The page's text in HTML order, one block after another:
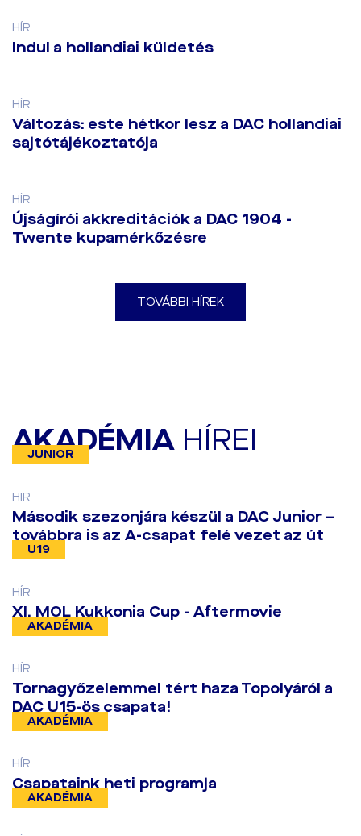
HÍR
Indul a hollandiai küldetés
HÍR
Változás: este hétkor lesz a DAC hollandiai
sajtótájékoztatója
HÍR
Újságírói akkreditációk a DAC 1904 -
Twente kupamérkőzésre
TOVÁBBI HÍREK
AKADÉMIAHÍREI
JUNIOR
HIR
Második szezonjára készül a DAC Junior –
továbbra is az A-csapat felé vezet az út
U19
HÍR
​XI. MOL Kukkonia Cup - Aftermovie
AKADÉMIA
HÍR
​Tornagyőzelemmel tért haza Topolyáról a
DAC U15-ös csapata!
AKADÉMIA
HÍR
Csapataink heti programja
AKADÉMIA